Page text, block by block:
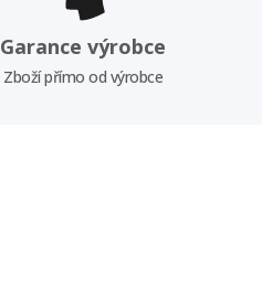
Garance výrobce
Zboží přímo od výrobce